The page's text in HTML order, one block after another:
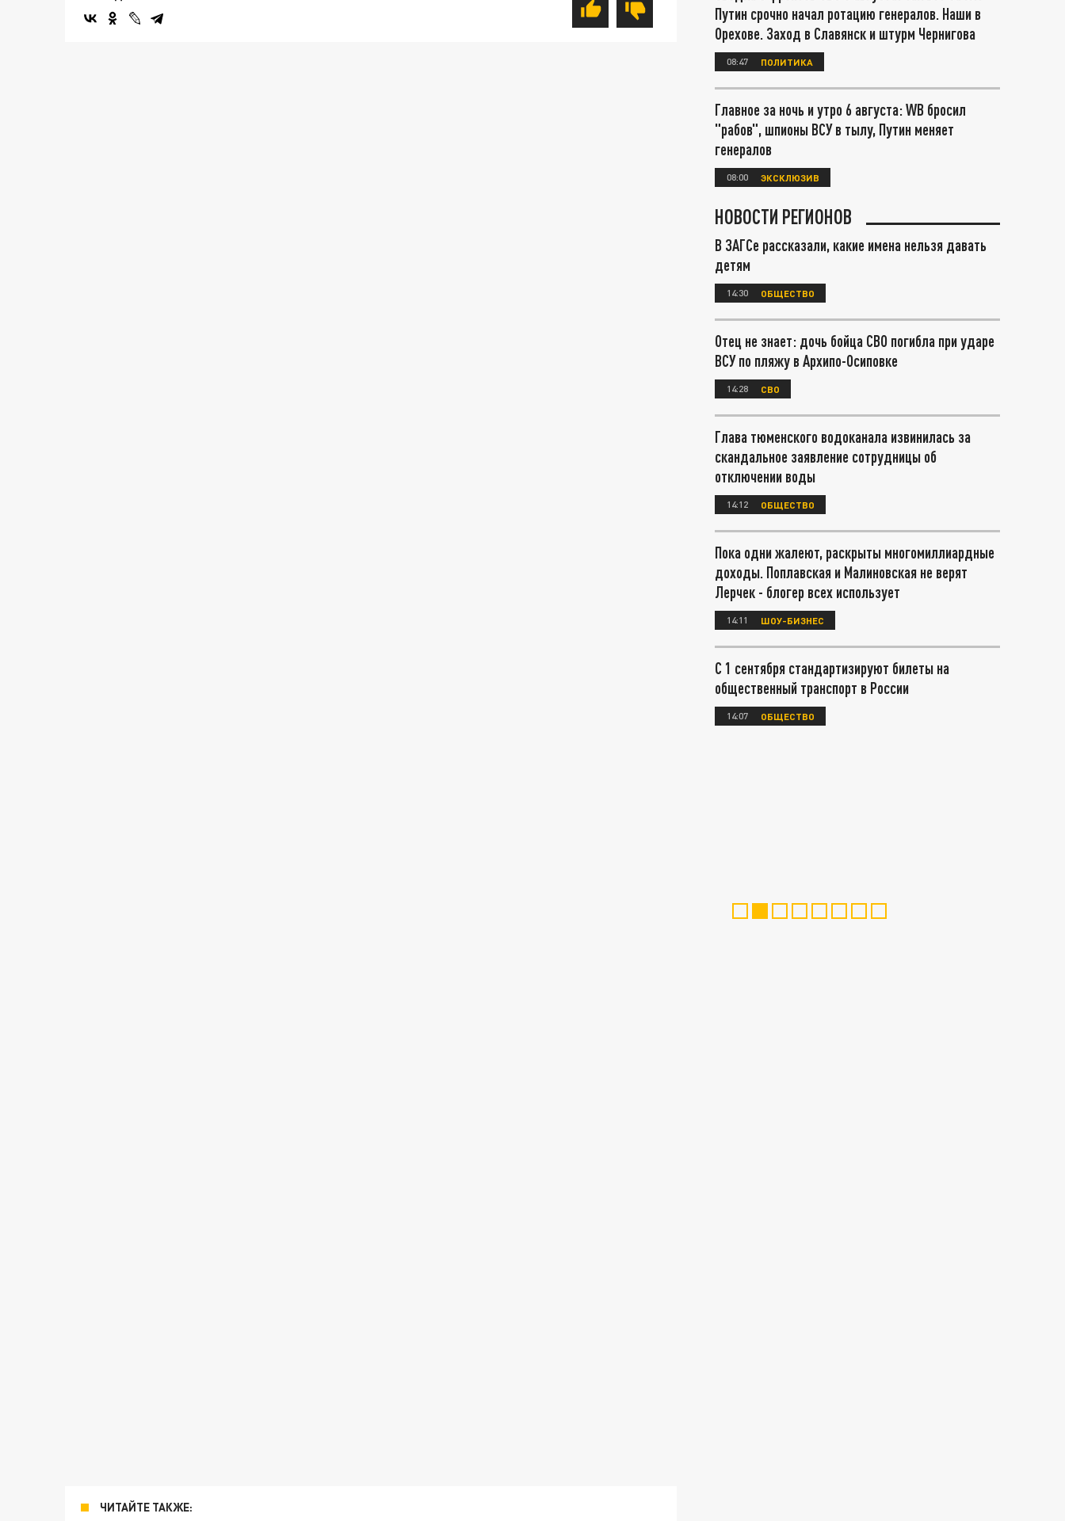
ЧИТАЙТЕ ТАКЖЕ:
Путин срочно начал ротацию генералов. Наши в
Орехове. Заход в Славянск и штурм Чернигова
08:47 ПОЛИТИКА
Главное за ночь и утро 6 августа: WB бросил
"рабов", шпионы ВСУ в тылу, Путин меняет
генералов
08:00 ЭКСКЛЮЗИВ
НОВОСТИ РЕГИОНОВ
В ЗАГСе рассказали, какие имена нельзя давать
детям
14:30 ОБЩЕСТВО
Отец не знает: дочь бойца СВО погибла при ударе
ВСУ по пляжу в Архипо-Осиповке
14:28 СВО
Глава тюменского водоканала извинилась за
скандальное заявление сотрудницы об
отключении воды
14:12 ОБЩЕСТВО
Пока одни жалеют, раскрыты многомиллиардные
доходы. Поплавская и Малиновская не верят
Лерчек - блогер всех использует
14:11 ШОУ-БИЗНЕС
С 1 сентября стандартизируют билеты на
общественный транспорт в России
14:07 ОБЩЕСТВО